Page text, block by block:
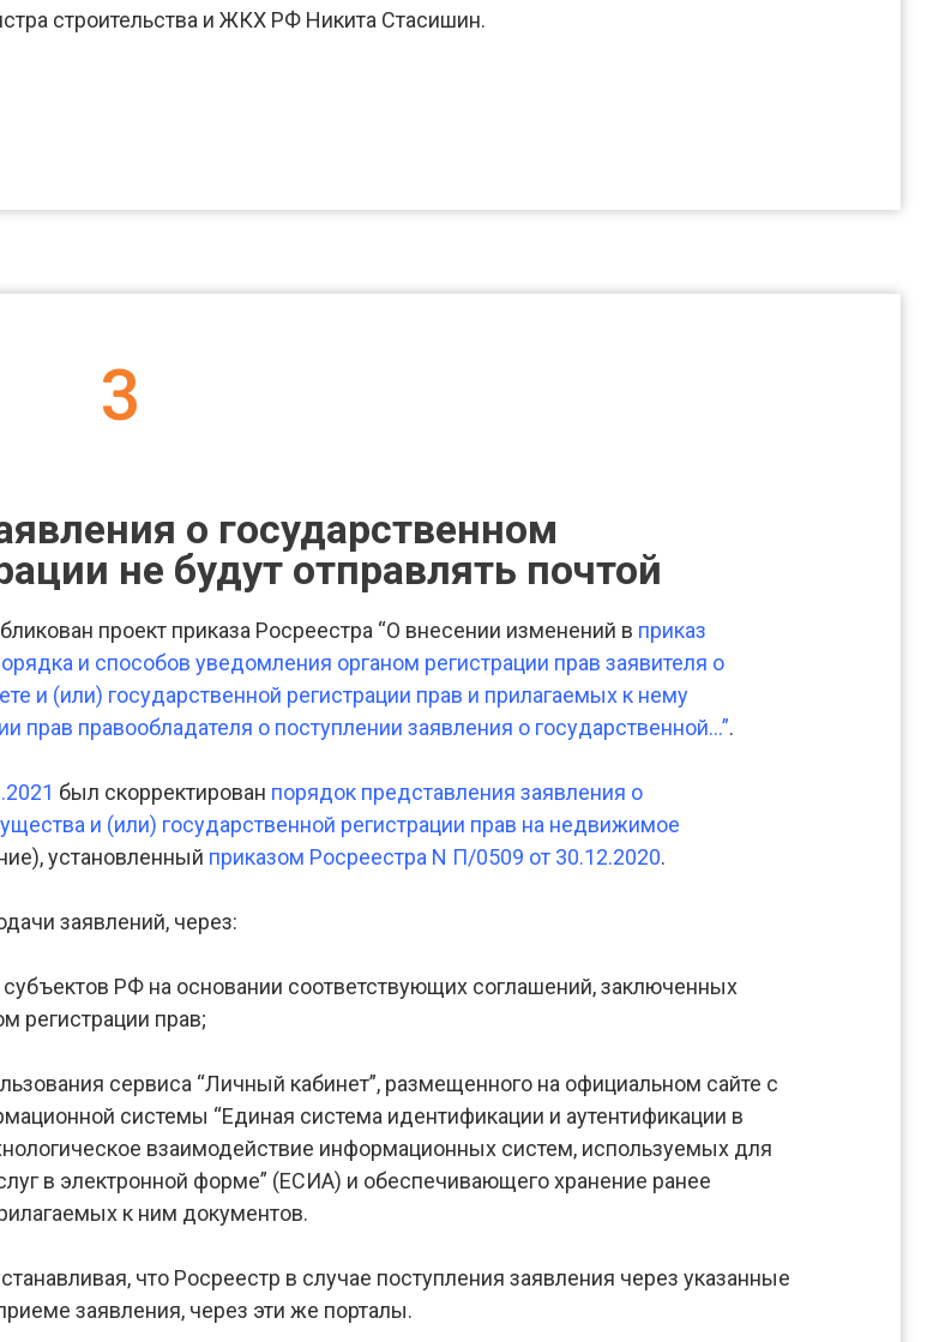
строительства и ЖКХ РФ Никита Стасишин.
3
о государственном
не будут отправлять почтой
проект приказа Росреестра “О внесении изменений в приказ
и способов уведомления органом регистрации прав заявителя о
и (или) государственной регистрации прав и прилагаемых к нему
прав правообладателя о поступлении заявления о государственной…”.
был скорректирован порядок представления заявления о
и (или) государственной регистрации прав на недвижимое
установленный приказом Росреестра N П/0509 от 30.12.2020.
заявлений, через:
РФ на основании соответствующих соглашений, заключенных
регистрации прав;
сервиса “Личный кабинет”, размещенного на официальном сайте с
системы “Единая система идентификации и аутентификации в
взаимодействие информационных систем, используемых для
в электронной форме” (ЕСИА) и обеспечивающего хранение ранее
к ним документов.
что Росреестр в случае поступления заявления через указанные
заявления, через эти же порталы.